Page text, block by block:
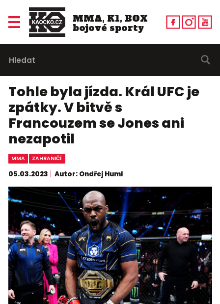
MMA, K1, BOX
bojové sporty
Tohle byla jízda. Král UFC je
zpátky. V bitvě s
Francouzem se Jones ani
nezapotil
MMA ZAHRANIČÍ
05.03.2023 Autor: Ondřej Huml